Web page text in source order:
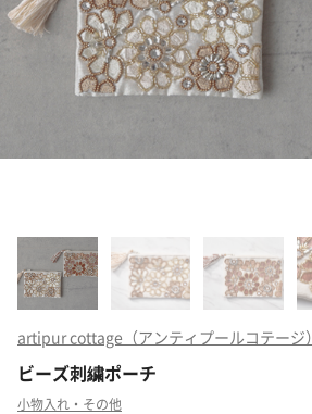
artipur cottage（アンティプールコテージ）
ビーズ刺繍ポーチ
小物入れ・その他